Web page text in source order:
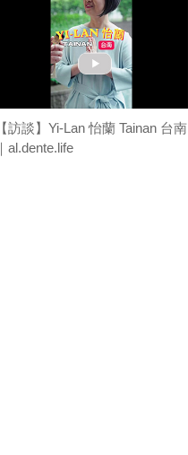
【訪談】Yi-Lan 怡蘭 Tainan 台南
｜al.dente.life